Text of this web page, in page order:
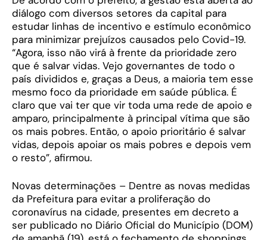
diálogo com diversos setores da capital para
estudar linhas de incentivo e estímulo econômico
para minimizar prejuízos causados pelo Covid-19.
“Agora, isso não virá à frente da prioridade zero
que é salvar vidas. Vejo governantes de todo o
país divididos e, graças a Deus, a maioria tem esse
mesmo foco da prioridade em saúde pública. É
claro que vai ter que vir toda uma rede de apoio e
amparo, principalmente à principal vítima que são
os mais pobres. Então, o apoio prioritário é salvar
vidas, depois apoiar os mais pobres e depois vem
o resto”, afirmou.
Novas determinações – Dentre as novas medidas
da Prefeitura para evitar a proliferação do
coronavírus na cidade, presentes em decreto a
ser publicado no Diário Oficial do Município (DOM)